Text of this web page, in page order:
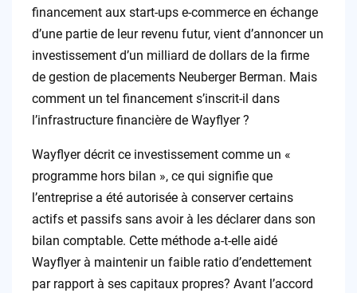
financement aux start-ups e-commerce en échange
d’une partie de leur revenu futur, vient d’annoncer un
investissement d’un milliard de dollars de la firme
de gestion de placements Neuberger Berman. Mais
comment un tel financement s’inscrit-il dans
l’infrastructure financière de Wayflyer ?
Wayflyer décrit ce investissement comme un «
programme hors bilan », ce qui signifie que
l’entreprise a été autorisée à conserver certains
actifs et passifs sans avoir à les déclarer dans son
bilan comptable. Cette méthode a-t-elle aidé
Wayflyer à maintenir un faible ratio d’endettement
par rapport à ses capitaux propres? Avant l’accord